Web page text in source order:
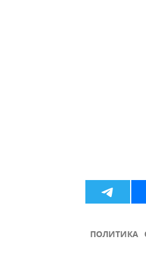
ПОЛИТИКА